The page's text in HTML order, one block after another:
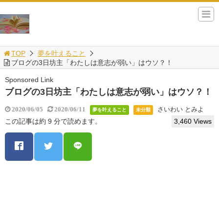
TOP
夢を叶えること
ブログの3日坊主「わたしは意志が弱い」はウソ？！
Sponsored Link
ブログの3日坊主「わたしは意志が弱い」はウソ？！
2020/06/05 2020/06/11 夢を叶えること 未分類 さいわい とみよ
この記事は約 9 分で読めます。 3,460 Views